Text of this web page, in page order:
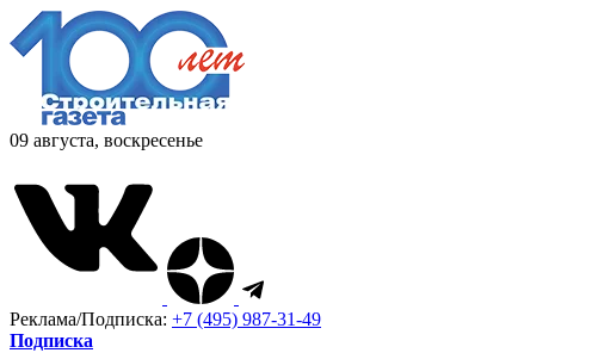
09 августа, воскресенье
Реклама/Подписка: +7 (495) 987-31-49
Подписка